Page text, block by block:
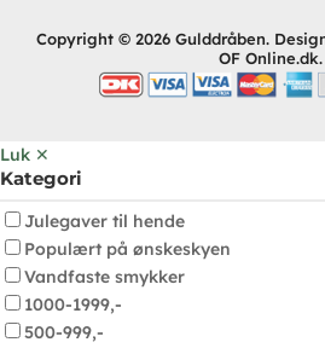
Copyright © 2026 Gulddråben.
OF Online.dk.
Luk ✕
Kategori
Julegaver til hende
Populært på ønskeskyen
Vandfaste smykker
1000-1999,-
500-999,-